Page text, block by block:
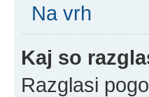
Na vrh
Kaj so
Razglasi